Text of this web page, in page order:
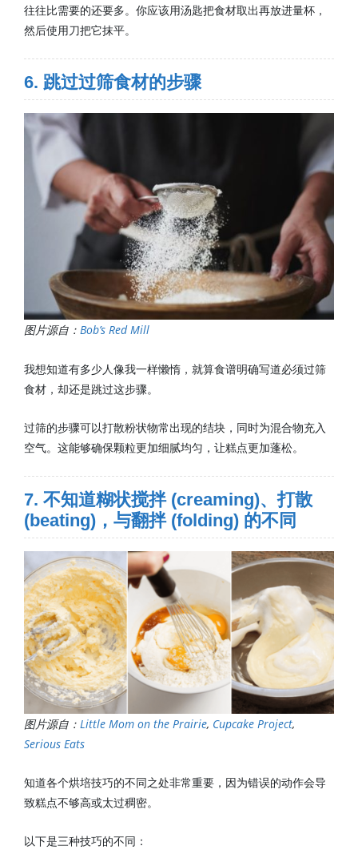
往往比需要的还要多。你应该用汤匙把食材取出再放进量杯，
然后使用刀把它抹平。
6. 跳过过筛食材的步骤
图片源自： Bob’s Red Mill
我想知道有多少人像我一样懒惰，就算食谱明确写道必须过筛
食材，却还是跳过这步骤。
过筛的步骤可以打散粉状物常出现的结块，同时为混合物充入
空气。这能够确保颗粒更加细腻均匀，让糕点更加蓬松。
7. 不知道糊状搅拌 (creaming)、打散
(beating)，与翻拌 (folding) 的不同
图片源自： Little Mom on the Prairie, Cupcake Project,
Serious Eats
知道各个烘培技巧的不同之处非常重要，因为错误的动作会导
致糕点不够高或太过稠密。
以下是三种技巧的不同：